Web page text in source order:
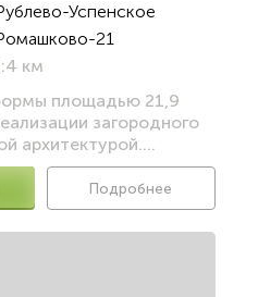
Успенское
21
4 км
площадью 21,9
загородного
архитектурой....
Подробнее